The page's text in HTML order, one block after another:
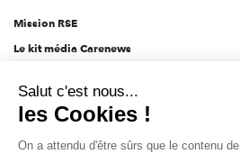
Mission RSE
Le kit média Carenews
AEF info
Novethic
PRODURABLE
Salut c'est nous...
les Cookies !
On a attendu d'être sûrs que le contenu de